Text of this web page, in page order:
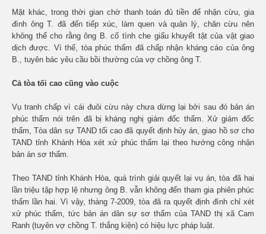
Mặt khác, trong thời gian chờ thanh toán đủ tiền để nhận cừu, gia
đình ông T. đã đến tiếp xúc, làm quen và quản lý, chăn cừu nên
không thể cho rằng ông B. cố tình che giấu khuyết tật của vật giao
dịch được. Vì thế, tòa phúc thẩm đã chấp nhận kháng cáo của ông
B., tuyên bác yêu cầu bồi thường của vợ chồng ông T.
Cả tòa tối cao cũng vào cuộc
Vụ tranh chấp vì cái đuôi cừu này chưa dừng lại bởi sau đó bản án
phúc thẩm nói trên đã bị kháng nghị giám đốc thẩm. Xử giám đốc
thẩm, Tòa dân sự TAND tối cao đã quyết định hủy án, giao hồ sơ cho
TAND tỉnh Khánh Hòa xét xử phúc thẩm lại theo hướng công nhận
bản án sơ thẩm.
Theo TAND tỉnh Khánh Hòa, quá trình giải quyết lại vụ án, tòa đã hai
lần triệu tập hợp lệ nhưng ông B. vẫn không đến tham gia phiên phúc
thẩm lần hai. Vì vậy, tháng 7-2009, tòa đã ra quyết định đình chỉ xét
xử phúc thẩm, tức bản án dân sự sơ thẩm của TAND thị xã Cam
Ranh (tuyên vợ chồng T. thắng kiện) có hiệu lực pháp luật.